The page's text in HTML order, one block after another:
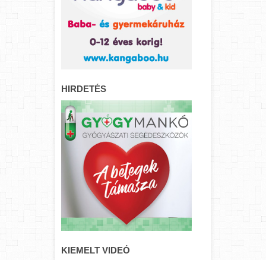
HIRDETÉS
KIEMELT VIDEÓ